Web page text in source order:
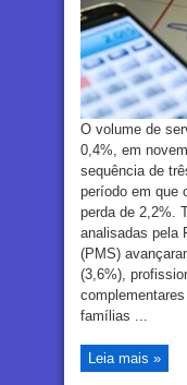
O volume de
0,4%, em
sequência de
período em que
perda de 2,2%.
analisadas pela
(PMS)
(3,6%),
famílias ...
Leia mais »